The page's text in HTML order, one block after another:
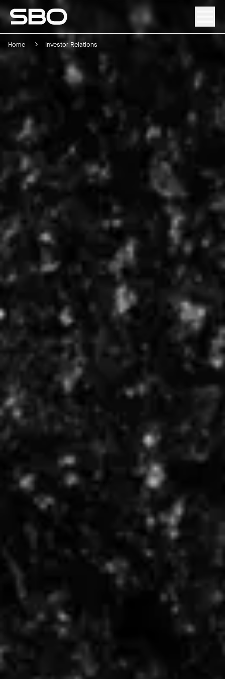
Menü
Über SBO
Produkte & Lösungen
Nachhaltigkeit
Investor Relations
Karriere
News & Media
Kontakt
DE
Home Investor Relations